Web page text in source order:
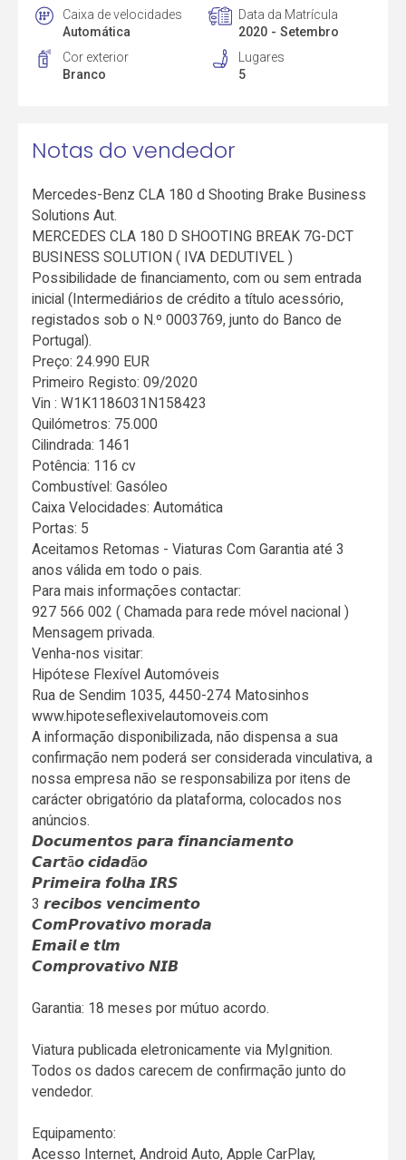
Caixa de velocidades
Automática
Data da Matrícula
2020 - Setembro
Cor exterior
Branco
Lugares
5
Notas do vendedor
Mercedes-Benz CLA 180 d Shooting Brake Business
Solutions Aut.
MERCEDES CLA 180 D SHOOTING BREAK 7G-DCT
BUSINESS SOLUTION ( IVA DEDUTIVEL )
Possibilidade de financiamento, com ou sem entrada
inicial (Intermediários de crédito a título acessório,
registados sob o N.º 0003769, junto do Banco de
Portugal).
Preço: 24.990 EUR
Primeiro Registo: 09/2020
Vin : W1K1186031N158423
Quilómetros: 75.000
Cilindrada: 1461
Potência: 116 cv
Combustível: Gasóleo
Caixa Velocidades: Automática
Portas: 5
Aceitamos Retomas - Viaturas Com Garantia até 3
anos válida em todo o pais.
Para mais informações contactar:
927 566 002 ( Chamada para rede móvel nacional )
Mensagem privada.
Venha-nos visitar:
Hipótese Flexível Automóveis
Rua de Sendim 1035, 4450-274 Matosinhos
www.hipoteseflexivelautomoveis.com
A informação disponibilizada, não dispensa a sua
confirmação nem poderá ser considerada vinculativa, a
nossa empresa não se responsabiliza por itens de
carácter obrigatório da plataforma, colocados nos
anúncios.
𝘿𝙤𝙘𝙪𝙢𝙚𝙣𝙩𝙤𝙨 𝙥𝙖𝙧𝙖 𝙛𝙞𝙣𝙖𝙣𝙘𝙞𝙖𝙢𝙚𝙣𝙩𝙤
𝘾𝙖𝙧𝙩ã𝙤 𝙘𝙞𝙙𝙖𝙙ã𝙤
𝙋𝙧𝙞𝙢𝙚𝙞𝙧𝙖 𝙛𝙤𝙡𝙝𝙖 𝙄𝙍𝙎
3 𝙧𝙚𝙘𝙞𝙗𝙤𝙨 𝙫𝙚𝙣𝙘𝙞𝙢𝙚𝙣𝙩𝙤
𝘾𝙤𝙢𝙋𝙧𝙤𝙫𝙖𝙩𝙞𝙫𝙤 𝙢𝙤𝙧𝙖𝙙𝙖
𝙀𝙢𝙖𝙞𝙡 𝙚 𝙩𝙡𝙢
𝘾𝙤𝙢𝙥𝙧𝙤𝙫𝙖𝙩𝙞𝙫𝙤 𝙉𝙄𝘽
Garantia: 18 meses por mútuo acordo.
Viatura publicada eletronicamente via MyIgnition.
Todos os dados carecem de confirmação junto do
vendedor.
Equipamento:
Acesso Internet, Android Auto, Apple CarPlay,